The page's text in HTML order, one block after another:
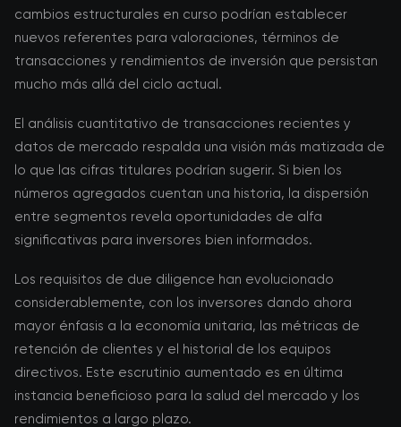
cambios estructurales en curso podrían establecer
nuevos referentes para valoraciones, términos de
transacciones y rendimientos de inversión que persistan
mucho más allá del ciclo actual.
El análisis cuantitativo de transacciones recientes y
datos de mercado respalda una visión más matizada de
lo que las cifras titulares podrían sugerir. Si bien los
números agregados cuentan una historia, la dispersión
entre segmentos revela oportunidades de alfa
significativas para inversores bien informados.
Los requisitos de due diligence han evolucionado
considerablemente, con los inversores dando ahora
mayor énfasis a la economía unitaria, las métricas de
retención de clientes y el historial de los equipos
directivos. Este escrutinio aumentado es en última
instancia beneficioso para la salud del mercado y los
rendimientos a largo plazo.